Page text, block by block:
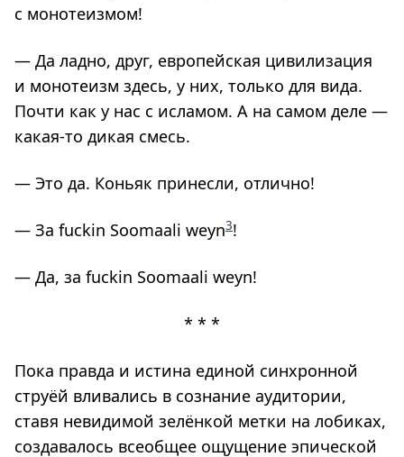
с монотеизмом!
— Да ладно, друг, европейская цивилизация
и монотеизм здесь, у них, только для вида.
Почти как у нас с исламом. А на самом деле —
какая-то дикая смесь.
— Это да. Коньяк принесли, отлично!
— За fuckin Soomaali weyn3!
— Да, за fuckin Soomaali weyn!
* * *
Пока правда и истина единой синхронной
струёй вливались в сознание аудитории,
ставя невидимой зелёнкой метки на лобиках,
создавалось всеобщее ощущение эпической